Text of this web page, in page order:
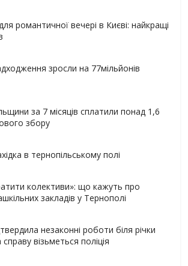
романтичної вечері в Києві: найкращі
зросли на 77мільйонів
за 7 місяців сплатили понад 1,6
збору
в тернопільському полі
колективи»: що кажуть про
закладів у Тернополі
незаконні роботи біля річки
візьметься поліція